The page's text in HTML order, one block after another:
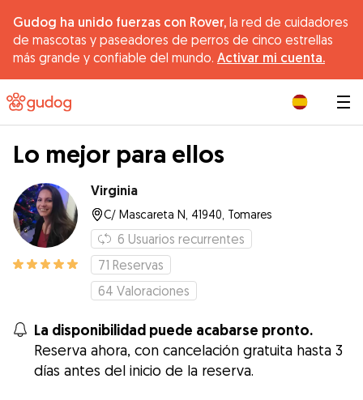
Gudog ha unido fuerzas con Rover, la red de cuidadores
de mascotas y paseadores de perros de cinco estrellas
más grande y confiable del mundo. Activar mi cuenta.
Lo mejor para ellos
Virginia
C/ Mascareta N, 41940, Tomares
6 Usuarios recurrentes
71 Reservas
64 Valoraciones
La disponibilidad puede acabarse pronto.
Reserva ahora, con cancelación gratuita hasta 3
días antes del inicio de la reserva.